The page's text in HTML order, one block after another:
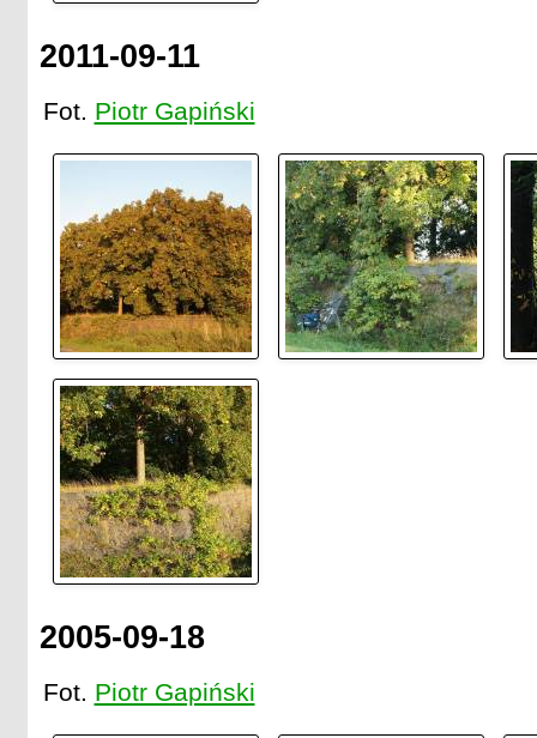
2011-09-11
Fot. Piotr Gapiński
2005-09-18
Fot. Piotr Gapiński